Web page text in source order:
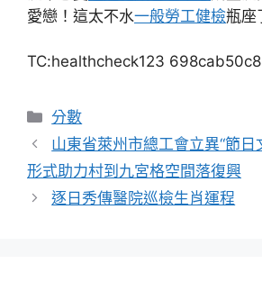
愛戀！這太不水一般勞工健檢瓶座
TC:healthcheck123
分
類
分數
山東省萊州市總工會立異“節日
形式助力村到九宮格空間落復興
逐日秀傳醫院巡檢生肖運程